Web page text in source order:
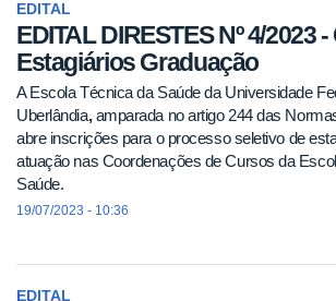
EDITAL
EDITAL DIRESTES Nº 4/2023
Estagiários Graduação
A Escola Técnica da Saúde da Universidade
Uberlândia,amparada no artigo 244 das
abre inscrições para o processo seletivo de
atuação nas Coordenações de Cursos da
Saúde.
19/07/2023 - 10:36
EDITAL